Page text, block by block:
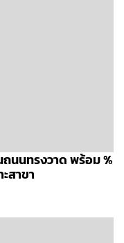
นนทรงวาด พร้อม %
สาขา